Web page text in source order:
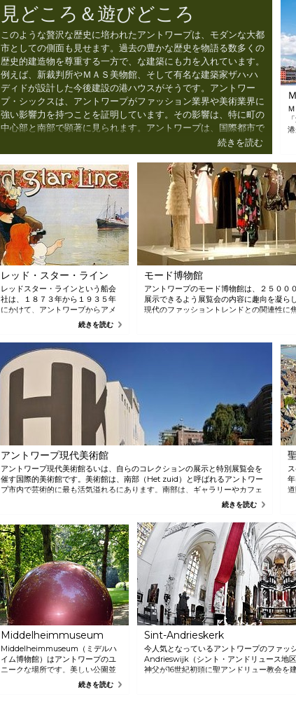
見どころ＆遊びどころ
このような贅沢な歴史に培われたアントワープは、モダンな大都
市としての側面も見せます。過去の豊かな歴史を物語る数多くの
歴史的建造物を尊重する一方で、な建築にも力を入れています。
例えば、新裁判所やＭＡＳ美物館、そして有名な建築家ザハ•ハ
ディドが設計した今後建設の港ハウスがそうです。アントワー
プ・シックスは、アントワープがファッション業界や美術業界に
強い影響力を持つことを証明しています。その影響は、特に町の
中心部と南部で顕著に見られます。アントワープは、国際都市で
ありながら、社交的で住みやすい都市を目指しています。続きを読む
レッド・スター・ライン
レッドスター・ラインという船会
社は、１８７３年から１９３５年
にかけて、アントワープからアメ
リカやカナダへおよそ３００万人
を運びました。レッドスター・ラ
イン社の建物は、今も残っていま
す。同社の古い倉庫は現在、記念
館と博物館に改装中です。移民に
ついて、新しい見方で過去を振り
返ることができる場所となるでし
ょう。博物館は、２０１３年９月
続きを読む
モード博物館
アントワープのモード博物館は、２５００
展示できるよう展覧会の内容に趣向を凝ら
現代のファッショントレンドとの関連性に
アントワープ現代美術館
アントワープ現代美術館るいは、自らのコレクションの展示と特別展覧会を
催す国際的美術館です。美術館は、南部（Het zuid）と呼ばれるアントワー
プ市内で芸術的に最も活気溢れるにあります。南部は、ギャラリーやカフェ
などが混在する所で。不定期に開かれるコレクションの展示と年４回の主要
プロジェクト以外に、講演会、コンサート、討論会、ガイド付きツアー、ミ
ュージアムトークや美術館ブレックファーストが行われます。
続きを読む
で
Middelheimmuseum
Middelheimmuseum（ミデルハ
イム博物館）はアントワープのユ
ニークな場所です。美しい公園並
びに印象的なアートコレクション
と展示会のユニークな組み合わせ
続きを読む
Sint-Andrieskerk
今人気となっているアントワープのファッ
Andrieswijk（シント・アンドリュース地
神父が16世紀初頭に聖アンドリュー教会を
ランド女王Mary Stuart（メアリー•スチュ
美しいバロック様式の祭壇や作品を見る